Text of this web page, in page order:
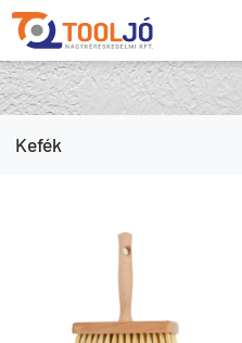
Tool Jó
Kefék